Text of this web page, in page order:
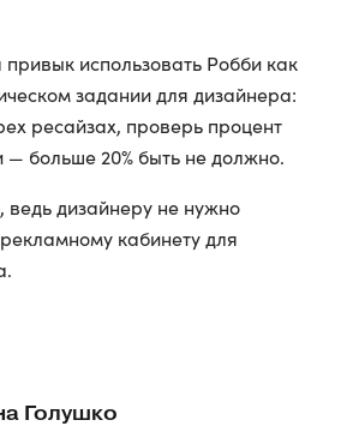
привык использовать Робби как
задании для дизайнера:
ресайзах, проверь процент
— больше 20% быть не должно.
ведь дизайнеру не нужно
кабинету для
Голушко